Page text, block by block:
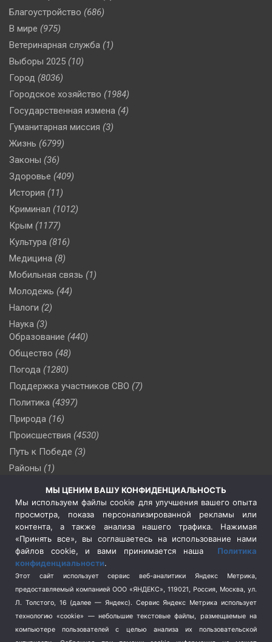
Благоустройство (686)
В мире (975)
Ветеринарная служба (1)
Выборы 2025 (10)
Город (8036)
Городское хозяйство (1984)
Государственная измена (4)
Гуманитарная миссия (3)
Жизнь (6799)
Законы (36)
Здоровье (409)
История (11)
Криминал (1012)
Крым (1177)
Культура (816)
Медицина (8)
Мобильная связь (1)
Молодежь (44)
Налоги (2)
Наука (3)
Образование (440)
Общество (48)
Погода (1280)
Поддержка участников СВО (7)
Политика (4397)
Природа (16)
Происшествия (4530)
Путь к Победе (3)
Районы (1)
Сельское хозяйство (3)
Социальная политика
(3)
Спецоперация в Украине
Спецоперация на Украине
(404)
Спорт (740)
Терроризм (1)
Транспорт (262)
Туризм (178)
МЫ ЦЕНИМ ВАШУ КОНФИДЕНЦИАЛЬНОСТЬ
Мы используем файлы cookie для улучшения вашего опыта
просмотра, показа персонализированной рекламы или
контента, а также анализа нашего трафика. Нажимая
«Принять все», вы соглашаетесь на использование нами
файлов cookie, и вами принимается наша Политика
конфиденциальности.
Этот сайт использует сервис веб-аналитики Яндекс Метрика,
предоставляемый компанией ООО «ЯНДЕКС», 119021, Россия, Москва, ул.
Л. Толстого, 16 (далее — Яндекс). Сервис Яндекс Метрика использует
технологию «cookie» — небольшие текстовые файлы, размещаемые на
компьютере пользователей с целью анализа их пользовательской